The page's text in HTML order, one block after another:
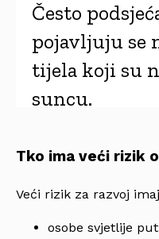
Često
pojavljuju se
tijela koji su
suncu.
Tko ima veći rizik
Veći rizik za razvoj
osobe svjetlije